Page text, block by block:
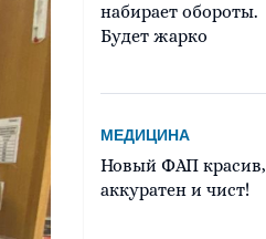
набирает обороты.
Будет жарко
МЕДИЦИНА
Новый ФАП красив,
аккуратен и чист!